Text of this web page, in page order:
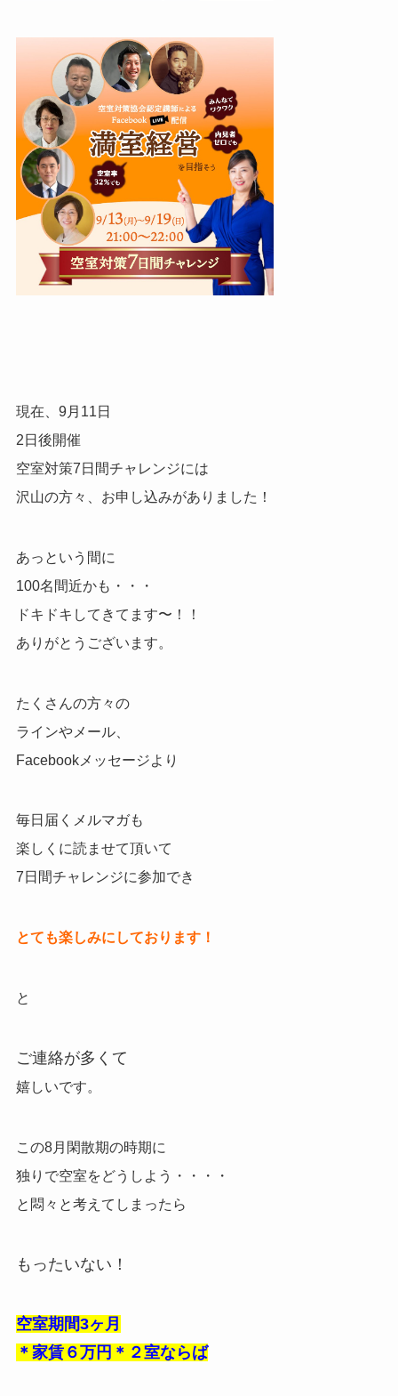
現在、9月11日
2日後開催
空室対策7日間チャレンジには
沢山の方々、お申し込みがありました！
あっという間に
100名間近かも・・・
ドキドキしてきてます〜！！
ありがとうございます。
たくさんの方々の
ラインやメール、
Facebookメッセージより
毎日届くメルマガも
楽しくに読ませて頂いて
7日間チャレンジに参加でき
とても楽しみにしております！
と
ご連絡が多くて
嬉しいです。
この8月閑散期の時期に
独りで空室をどうしよう・・・・
と悶々と考えてしまったら
もったいない！
空室期間3ヶ月
＊家賃６万円＊２室ならば